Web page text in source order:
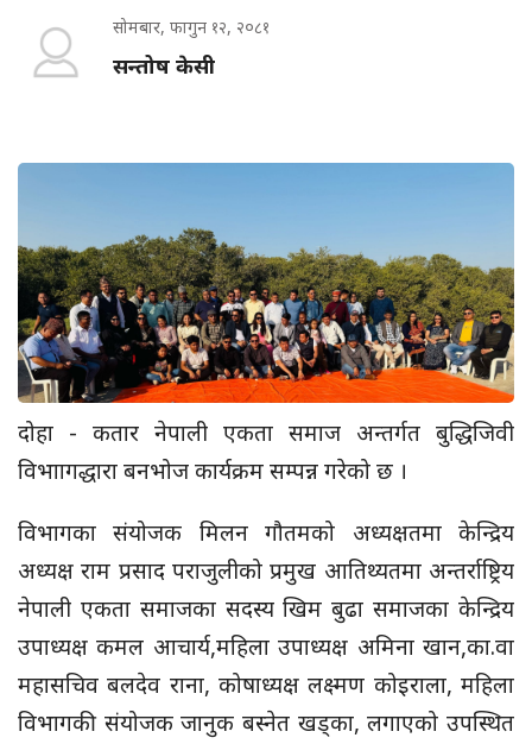
सोमबार, फागुन १२, २०८१
सन्तोष केसी
दोहा - कतार नेपाली एकता समाज अन्तर्गत बुद्धिजिवी
विभाागद्धारा बनभोज कार्यक्रम सम्पन्न गरेको छ ।
विभागका संयोजक मिलन गौतमको अध्यक्षतमा केन्द्रिय
अध्यक्ष राम प्रसाद पराजुलीको प्रमुख आतिथ्यतमा अन्तर्राष्ट्रिय
नेपाली एकता समाजका सदस्य खिम बुढा समाजका केन्द्रिय
उपाध्यक्ष कमल आचार्य,महिला उपाध्यक्ष अमिना खान,का.वा
महासचिव बलदेव राना, कोषाध्यक्ष लक्ष्मण कोइराला, महिला
विभागकी संयोजक जानुक बस्नेत खड्का, लगाएको उपस्थित